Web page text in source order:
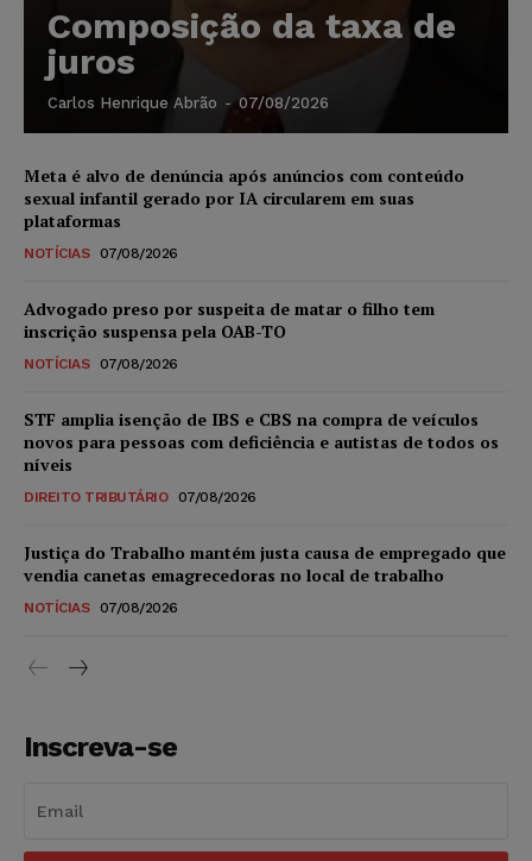
Composição da taxa de
juros
Carlos Henrique Abrão - 07/08/2026
Meta é alvo de denúncia após anúncios com conteúdo
sexual infantil gerado por IA circularem em suas
plataformas
NOTÍCIAS 07/08/2026
Advogado preso por suspeita de matar o filho tem
inscrição suspensa pela OAB-TO
NOTÍCIAS 07/08/2026
STF amplia isenção de IBS e CBS na compra de veículos
novos para pessoas com deficiência e autistas de todos os
níveis
DIREITO TRIBUTÁRIO 07/08/2026
Justiça do Trabalho mantém justa causa de empregado que
vendia canetas emagrecedoras no local de trabalho
NOTÍCIAS 07/08/2026
Inscreva-se